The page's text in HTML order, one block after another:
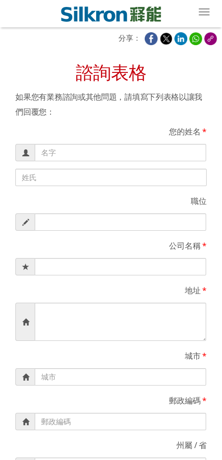
分享：
諮詢表格
如果您有業務諮詢或其他問題，請填寫下列表格以讓我
們回覆您：
您的姓名 *
職位
公司名稱*
地址*
城市*
郵政編碼*
州屬 / 省